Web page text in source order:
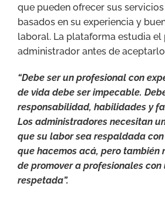
que pueden ofrecer sus
basados en su experiencia y
laboral. La plataforma estudia el
administrador antes de
“Debe ser un profesional con
de vida debe ser impecable.
responsabilidad, habilidades y
Los administradores necesitan
que su labor sea respaldada
que hacemos acá, pero también
de promover a profesionales
respetada”.